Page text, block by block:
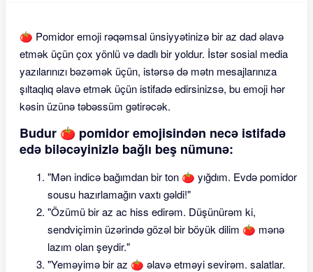
🍅 Pomidor emoji rəqəmsal ünsiyyətinizə bir az dad əlavə
etmək üçün çox yönlü və dadlı bir yoldur. İstər sosial media
yazılarınızı bəzəmək üçün, istərsə də mətn mesajlarınıza
şıltaqlıq əlavə etmək üçün istifadə edirsinizsə, bu emoji hər
kəsin üzünə təbəssüm gətirəcək.
Budur 🍅 pomidor emojisindən necə istifadə
edə biləcəyinizlə bağlı beş nümunə:
"Mən indicə bağımdan bir ton 🍅 yığdım. Evdə pomidor
sousu hazırlamağın vaxtı gəldi!"
"Özümü bir az ac hiss edirəm. Düşünürəm ki,
sendviçimin üzərində gözəl bir böyük dilim 🍅 mənə
lazım olan şeydir."
"Yeməyimə bir az 🍅 əlavə etməyi sevirəm. salatlar.